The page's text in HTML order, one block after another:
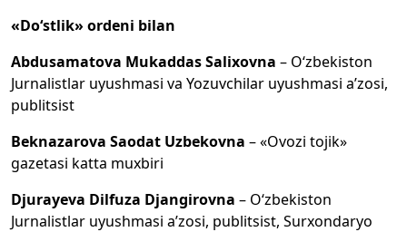
«Do‘stlik» ordeni bilan
Abdusamatova Mukaddas Salixovna – O‘zbekiston
Jurnalistlar uyushmasi va Yozuvchilar uyushmasi a’zosi,
publitsist
Beknazarova Saodat Uzbekovna – «Ovozi tojik»
gazetasi katta muxbiri
Djurayeva Dilfuza Djangirovna – O‘zbekiston
Jurnalistlar uyushmasi a’zosi, publitsist, Surxondaryo